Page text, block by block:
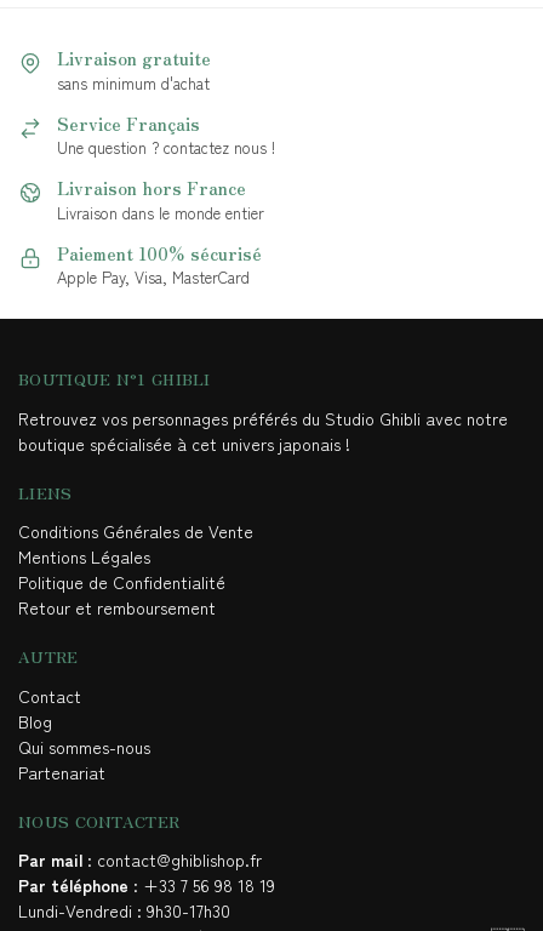
Livraison gratuite
sans minimum d'achat
Service Français
Une question ? contactez nous !
Livraison hors France
Livraison dans le monde entier
Paiement 100% sécurisé
Apple Pay, Visa, MasterCard
BOUTIQUE N°1 GHIBLI
Retrouvez vos personnages préférés du Studio Ghibli avec notre
boutique spécialisée à cet univers japonais !
LIENS
Conditions Générales de Vente
Mentions Légales
Politique de Confidentialité
Retour et remboursement
AUTRE
Contact
Blog
Qui sommes-nous
Partenariat
NOUS CONTACTER
Par mail : contact@ghiblishop.fr
Par téléphone : +33 7 56 98 18 19
Lundi-Vendredi : 9h30-17h30